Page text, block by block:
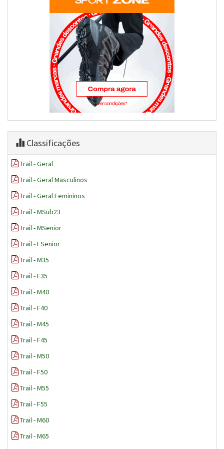
Classificações
Trail - Geral
Trail - Geral Masculinos
Trail - Geral Femininos
Trail - MSub23
Trail - MSenior
Trail - FSenior
Trail - M35
Trail - F35
Trail - M40
Trail - F40
Trail - M45
Trail - F45
Trail - M50
Trail - F50
Trail - M55
Trail - F55
Trail - M60
Trail - M65